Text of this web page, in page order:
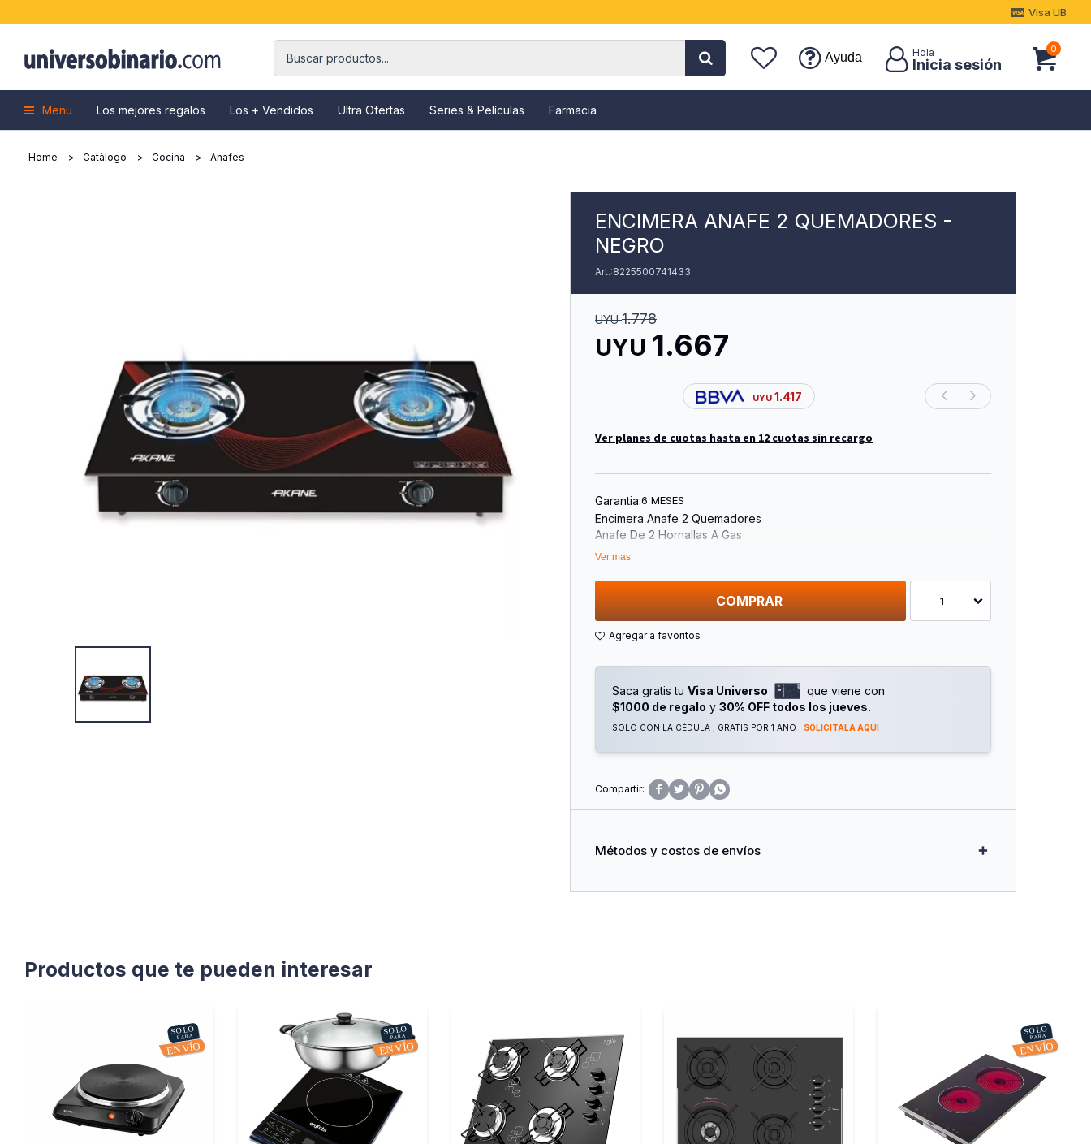
Menu Los mejores regalos Los + Vendidos Ultra Ofertas Series & Películas Farmacia
Ayuda
0
Visa UB
Home Catálogo Cocina Anafes
ENCIMERA ANAFE 2 QUEMADORES -
NEGRO
8225500741433
UYU 1.667
UYU 1.778
UYU 1.417
Ver planes de cuotas hasta en 12 cuotas sin recargo
Garantia:6 MESES
Encimera Anafe 2 Quemadores
Anafe De 2 Hornallas A Gas
Superficie Vidrio Templado
Voltaje 220v
Dimensiones 69 X 36 X 8 Cm
Ver mas
COMPRAR 1
Saca gratis tu Visa Universo
que viene con
$1000 de regalo y 30% OFF todos los jueves.
SOLO CON LA CÉDULA , GRATIS POR 1 AÑO . SOLICITALA AQUÍ
   
Métodos y costos de envíos
Productos que te pueden interesar